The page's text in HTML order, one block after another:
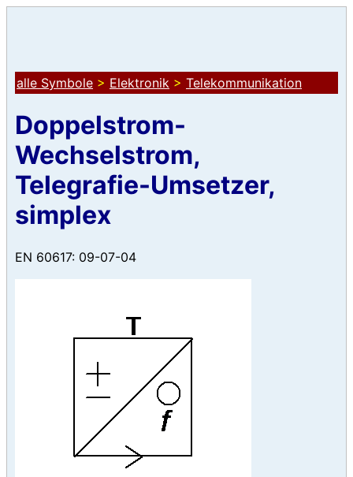
alle Symbole > Elektronik > Telekommunikation
Doppelstrom-
Wechselstrom,
Telegrafie-Umsetzer,
simplex
EN 60617: 09-07-04